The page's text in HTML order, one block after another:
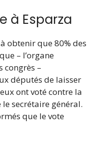
à Esparza
obtenir que 80% des
– l’organe
congrès –
députés de laisser
ont voté contre la
secrétaire général.
que le vote